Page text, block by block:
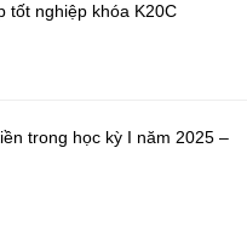
tốt nghiệp khóa K20C
trong học kỳ I năm 2025 –